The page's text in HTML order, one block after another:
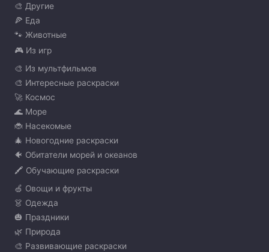
🎨 Другие
🍕 Еда
🐾 Животные
🎮 Из игр
🎨 Из мультфильмов
🎨 Интересные раскраски
🚀 Космос
🌊 Море
🐞 Насекомые
🎄 Новогодние раскраски
🐠 Обитатели морей и океанов
🖍️ Обучающие раскраски
🍏 Овощи и фрукты
👗 Одежда
🎃 Праздники
🌿 Природа
🎨 Развивающие раскраски